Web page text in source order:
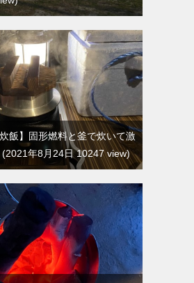
飯】固形燃料と釜で炊いて激
2021年8月24日 10247 view